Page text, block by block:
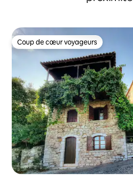
Coup de cœur voyageurs
Coup de cœur voyageurs